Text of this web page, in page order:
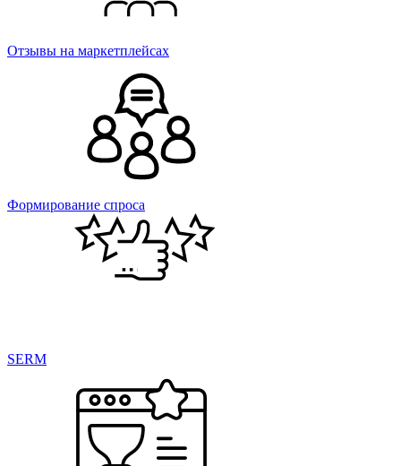
Отзывы на маркетплейсах
Формирование спроса
SERM